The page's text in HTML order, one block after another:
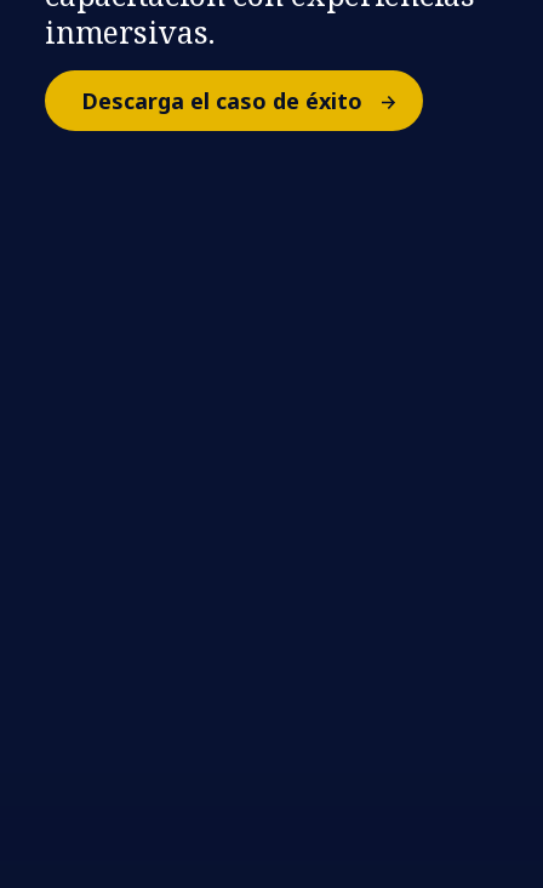
inmersivas.
Descarga el caso de éxito